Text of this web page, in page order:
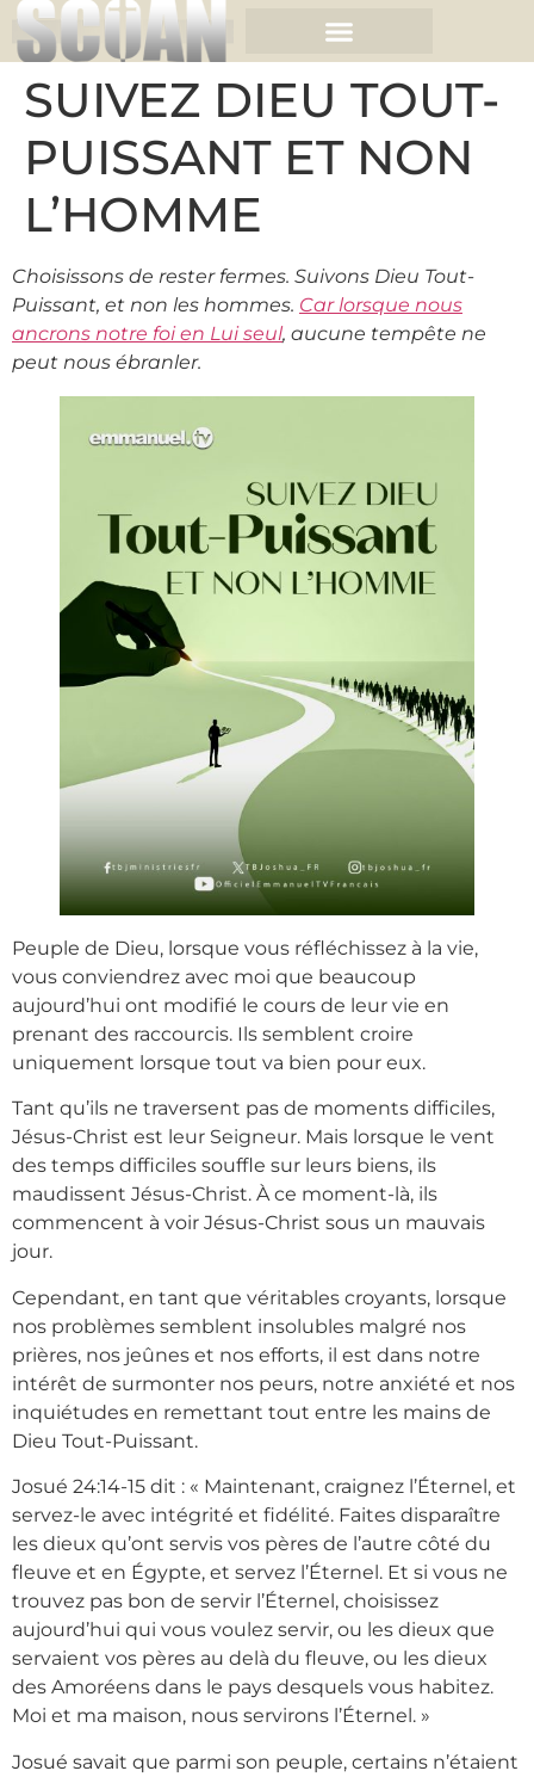
SUIVEZ DIEU TOUT-
PUISSANT ET NON
L’HOMME
Choisissons de rester fermes. Suivons Dieu Tout-
Puissant, et non les hommes. Car lorsque nous
ancrons notre foi en Lui seul, aucune tempête ne
peut nous ébranler.
Peuple de Dieu, lorsque vous réfléchissez à la vie,
vous conviendrez avec moi que beaucoup
aujourd’hui ont modifié le cours de leur vie en
prenant des raccourcis. Ils semblent croire
uniquement lorsque tout va bien pour eux.
Tant qu’ils ne traversent pas de moments difficiles,
Jésus-Christ est leur Seigneur. Mais lorsque le vent
des temps difficiles souffle sur leurs biens, ils
maudissent Jésus-Christ. À ce moment-là, ils
commencent à voir Jésus-Christ sous un mauvais
jour.
Cependant, en tant que véritables croyants, lorsque
nos problèmes semblent insolubles malgré nos
prières, nos jeûnes et nos efforts, il est dans notre
intérêt de surmonter nos peurs, notre anxiété et nos
inquiétudes en remettant tout entre les mains de
Dieu Tout-Puissant.
Josué 24:14-15 dit : « Maintenant, craignez l’Éternel, et
servez-le avec intégrité et fidélité. Faites disparaître
les dieux qu’ont servis vos pères de l’autre côté du
fleuve et en Égypte, et servez l’Éternel. Et si vous ne
trouvez pas bon de servir l’Éternel, choisissez
aujourd’hui qui vous voulez servir, ou les dieux que
servaient vos pères au delà du fleuve, ou les dieux
des Amoréens dans le pays desquels vous habitez.
Moi et ma maison, nous servirons l’Éternel. »
Josué savait que parmi son peuple, certains n’étaient